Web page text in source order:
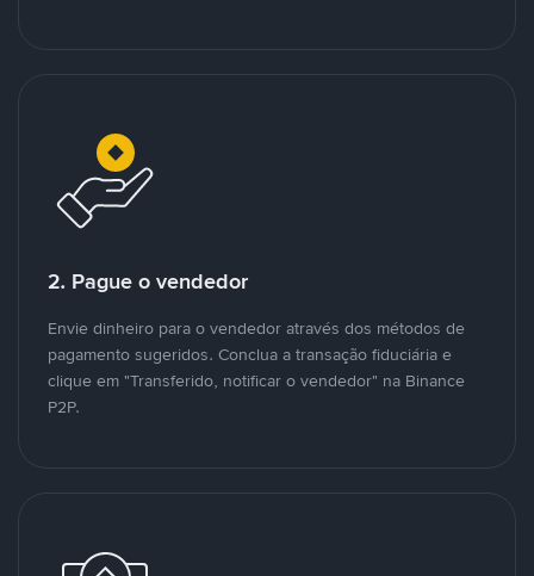
2. Pague o vendedor
Envie dinheiro para o vendedor através dos métodos de
pagamento sugeridos. Conclua a transação fiduciária e
clique em "Transferido, notificar o vendedor" na Binance
P2P.